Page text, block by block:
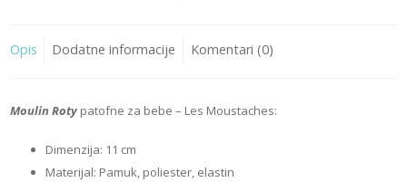
Opis Dodatne informacije Komentari (0)
Moulin Rotypatofne za bebe – Les Moustaches:
Dimenzija: 11 cm
Materijal: Pamuk, poliester, elastin